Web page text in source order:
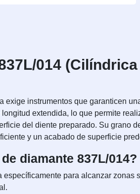
014
exige instrumentos que garanticen
extendida, lo que permite
del diente preparado. Su grano
y un acabado de superficie
diamante 837L/014?
específicamente para alcanzar